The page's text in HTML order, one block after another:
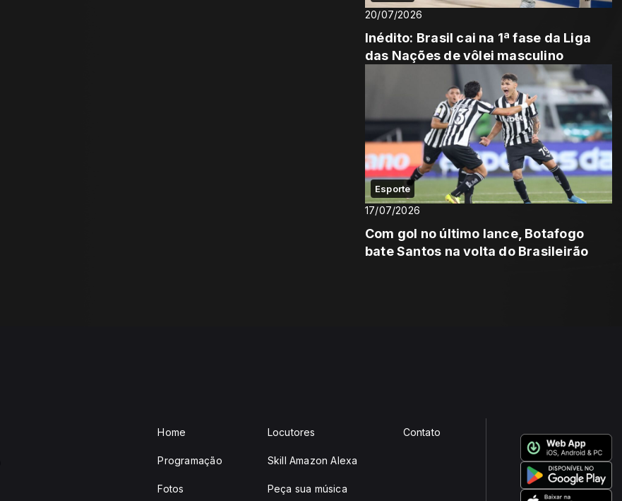
20/07/2026
Inédito: Brasil cai na 1ª fase da Liga
das Nações de vôlei masculino
Esporte
17/07/2026
Com gol no último lance, Botafogo
bate Santos na volta do Brasileirão
Home
Programação
Fotos
Locutores
Skill Amazon Alexa
Peça sua música
Contato